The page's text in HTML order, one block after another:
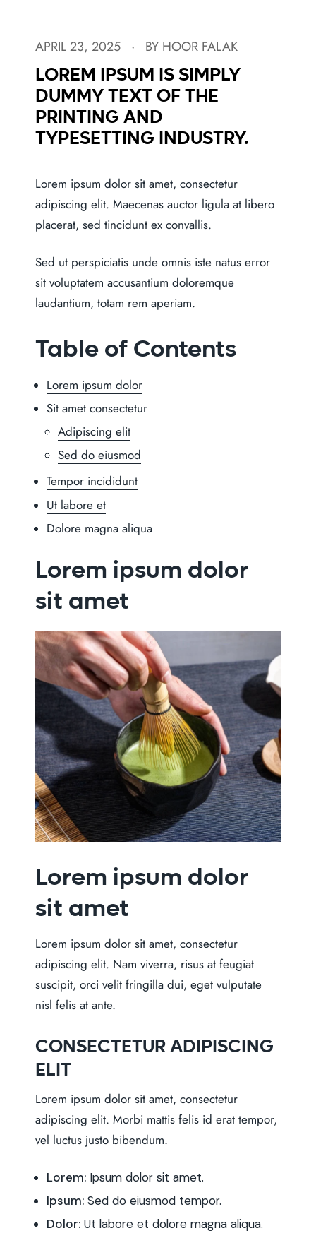
APRIL 23, 2025 · BY HOOR FALAK
LOREM IPSUM IS SIMPLY
DUMMY TEXT OF THE
PRINTING AND
TYPESETTING INDUSTRY.
Lorem ipsum dolor sit amet, consectetur
adipiscing elit. Maecenas auctor ligula at libero
placerat, sed tincidunt ex convallis.
Sed ut perspiciatis unde omnis iste natus error
sit voluptatem accusantium doloremque
laudantium, totam rem aperiam.
Table of Contents
Lorem ipsum dolor
Sit amet consectetur
Adipiscing elit
Sed do eiusmod
Tempor incididunt
Ut labore et
Dolore magna aliqua
Lorem ipsum dolor
sit amet
Lorem ipsum dolor
sit amet
Lorem ipsum dolor sit amet, consectetur
adipiscing elit. Nam viverra, risus at feugiat
suscipit, orci velit fringilla dui, eget vulputate
nisl felis at ante.
CONSECTETUR ADIPISCING
ELIT
Lorem ipsum dolor sit amet, consectetur
adipiscing elit. Morbi mattis felis id erat tempor,
vel luctus justo bibendum.
Lorem: Ipsum dolor sit amet.
Ipsum: Sed do eiusmod tempor.
Dolor: Ut labore et dolore magna aliqua.